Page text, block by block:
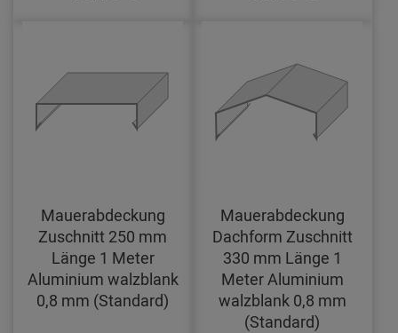
Mauerabdeckung
Zuschnitt 250 mm
Länge 1 Meter
Aluminium walzblank
0,8 mm (Standard)
Mauerabdeckung
Dachform Zuschnitt
330 mm Länge 1
Meter Aluminium
walzblank 0,8 mm
(Standard)